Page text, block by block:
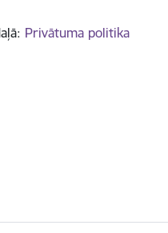
Privātuma politika